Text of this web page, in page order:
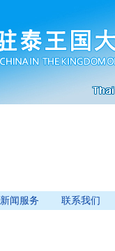
新闻服务 联系我们